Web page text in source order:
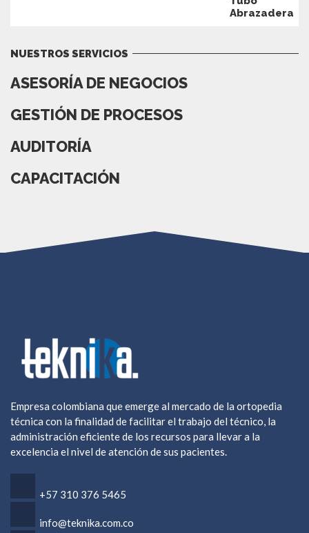
NUESTROS SERVICIOS
ASESORÍA DE NEGOCIOS
GESTIÓN DE PROCESOS
AUDITORÍA
CAPACITACIÓN
Empresa colombiana que emerge al mercado de la ortopedia
técnica con la finalidad de facilitar el trabajo del técnico, la
administración eficiente de los recursos para llevar a la
excelencia el nivel de atención de sus pacientes.
+57 ‎310 376 5465
info@teknika.com.co